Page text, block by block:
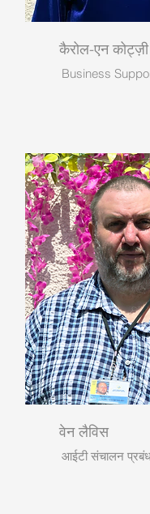
कैरोल-एन कोट्ज़ी
Business
वेन लैविस
आईटी संचालन